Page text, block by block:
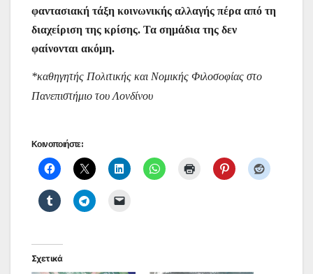
φαντασιακή τάξη κοινωνικής αλλαγής πέρα από τη
διαχείριση της κρίσης. Τα σημάδια της δεν
φαίνονται ακόμη.
*καθηγητής Πολιτικής και Νομικής Φιλοσοφίας στο
Πανεπιστήμιο του Λονδίνου
Κοινοποιήστε:
Σχετικά